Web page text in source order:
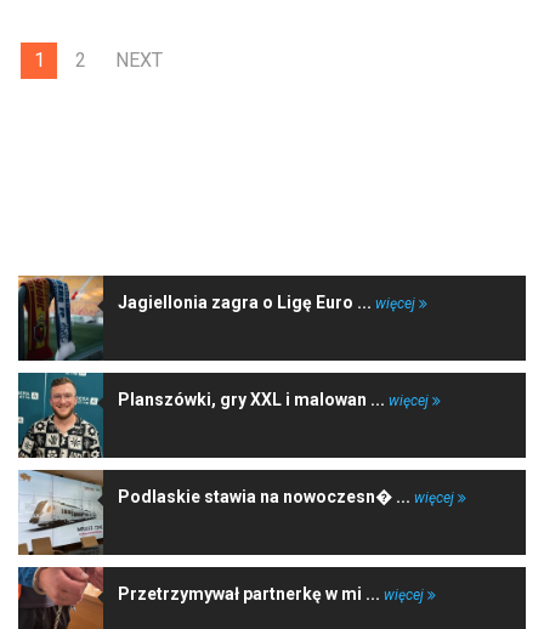
1 2 NEXT
Jagiellonia zagra o Ligę Euro ... więcej
Planszówki, gry XXL i malowan ... więcej
Podlaskie stawia na nowoczesn� ... więcej
Przetrzymywał partnerkę w mi ... więcej